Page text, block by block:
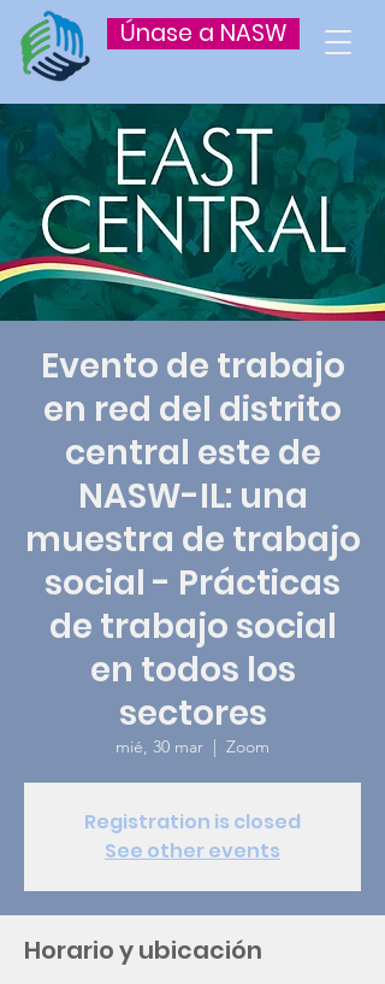
Únase a NASW
Evento de trabajo
en red del distrito
central este de
NASW-IL: una
muestra de trabajo
social - Prácticas
de trabajo social
en todos los
sectores
mié, 30 mar
  |
Zoom
Registration is closed
See other events
Horario y ubicación